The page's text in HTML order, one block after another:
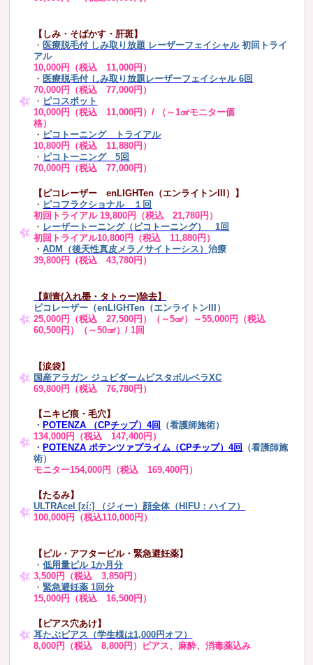
【しみ・そばかす・肝斑】
・ 医療脱毛付 しみ取り放題 レーザーフェイシャル 初回トライ
アル
10,000円（税込 11,000円）
・ 医療脱毛付 しみ取り放題レーザーフェイシャル 6回
70,000円（税込 77,000円）
・ ピコスポット
10,000円（税込 11,000円）/ （～1㎠モニター価
格）
・ ピコトーニング トライアル
10,800円（税込 11,880円）
・ ピコトーニング 5回
70,000円（税込 77,000円）
【ピコレーザー enLIGHTen（エンライトンIII）】
・ ピコフラクショナル １回
初回トライアル 19,800円（税込 21,780円）
・ レーザートーニング（ピコトーニング） 1回
初回トライアル10,800円（税込 11,880円）
・ADM（後天性真皮メラノサイトーシス）治療
39,800円（税込 43,780円）
【刺青(入れ墨・タトゥー)除去】
ピコレーザー（enLIGHTen（エンライトンIII）
25,000円（税込 27,500円）（～5㎠）～55,000円（税込
60,500円）（～50㎠）/ 1回
【涙袋】
国産アラガン ジュビダームビスタボルベラXC
69,800円（税込 76,780円）
【ニキビ痕・毛穴】
・POTENZA （CPチップ）4回 （看護師施術）
134,000円（税込 147,400円）
・POTENZA ポテンツァプライム（CPチップ）4回 （看護師施
術）
モニター154,000円（税込 169,400円）
【たるみ】
ULTRAcel [zíː] （ジィー）顔全体（HIFU：ハイフ）
100,000円（税込110,000円）
【ピル・アフターピル・緊急避妊薬】
・低用量ピル 1か月分
3,500円（税込 3,850円）
・緊急避妊薬 1回分
15,000円（税込 16,500円）
【ピアス穴あけ】
耳たぶピアス（学生様は1,000円オフ）
8,000円（税込 8,800円）ピアス、麻酔、消毒薬込み